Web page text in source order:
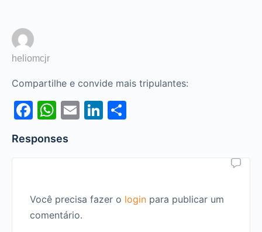
heliomcjr
Compartilhe e convide mais tripulantes:
Facebook
WhatsApp
EmailLinkedIn
Responses
Você precisa fazer o login para publicar um
comentário.